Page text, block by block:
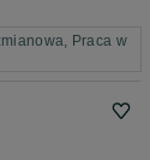
Praca w